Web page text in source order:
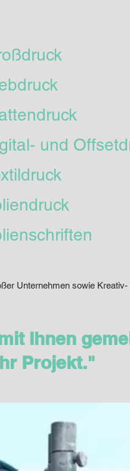
und
Unternehmen sowie
Ihnen
Projekt."